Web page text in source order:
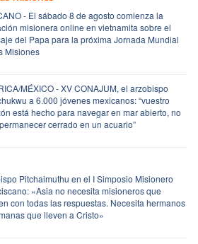
- El sábado 8 de agosto comienza la
misionera online en vietnamita sobre el
del Papa para la próxima Jornada Mundial
Misiones
MÉXICO - XV CONAJUM, el arzobispo
a 6.000 jóvenes mexicanos: “vuestro
está hecho para navegar en mar abierto, no
cerrado en un acuario”
Pitchaimuthu en el I Simposio Misionero
«Asia no necesita misioneros que
con todas las respuestas. Necesita hermanos
que lleven a Cristo»